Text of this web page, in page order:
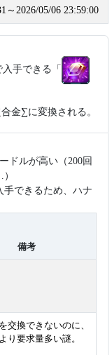
～2026/05/06 23:59:00
手できる「
合金∑に変換される。
ドルが高い（200回
手できるため、ハナ
備考
交換できないのに、
り要求量多い謎。